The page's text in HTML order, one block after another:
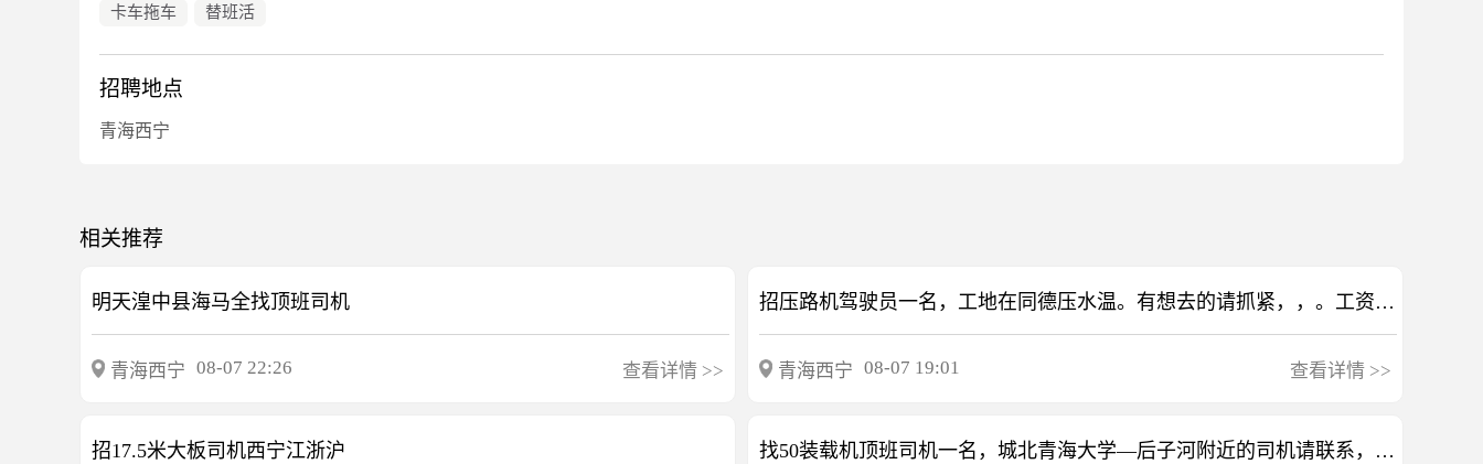
卡车拖车 替班活
招聘地点
青海西宁
相关推荐
明天湟中县海马全找顶班司机
青海西宁 08-07 22:26 查看详情 >>
招压路机驾驶员一名，工地在同德压水温。有想去的请抓紧，，。工资电谈
青海西宁 08-07 19:01 查看详情 >>
招17.5米大板司机西宁江浙沪 找50装载机顶班司机一名，城北青海大学—后子河附近的司机请联系，先导操作手柄，装车打杂，工资300一天，顶班一星期左右，7:30能到的司机请马上回电